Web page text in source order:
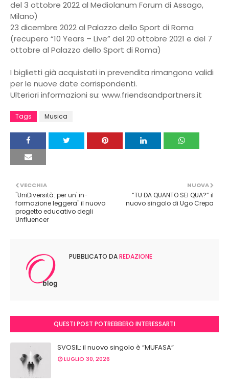
del 3 ottobre 2022 al Mediolanum Forum di Assago,
Milano)
23 dicembre 2022 al Palazzo dello Sport di Roma
(recupero “10 Years – Live” del 20 ottobre 2021 e del 7
ottobre al Palazzo dello Sport di Roma)
I biglietti già acquistati in prevendita rimangono validi
per le nuove date corrispondenti.
Ulteriori informazioni su: www.friendsandpartners.it
Tags Musica
NUOVA
“TU DA QUANTO SEI QUA?” il
nuovo singolo di Ugo Crepa
VECCHIA
"UniDiversità: per un' in-
formazione leggera" il nuovo
progetto educativo degli
Unfluencer
PUBBLICATO DAREDAZIONE
QUESTI POST POTREBBERO INTERESSARTI
SVOSIL: il nuovo singolo è “MUFASA”
LUGLIO 30, 2026